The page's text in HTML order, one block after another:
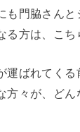
も門脇さん
る方は、こ
運ばれてくる
方々が、ど